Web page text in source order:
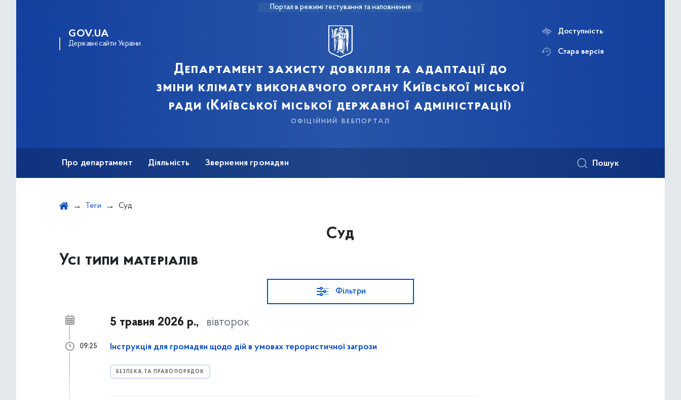
Портал в режимі тестування та наповнення
GOV.UA
Державні сайти України
Департамент захисту довкілля та адаптації до
зміни клімату виконавчого органу Київської міської
ради (Київської міської державної адміністрації)
офіційний вебпортал
Доступність
Стара версія
Про департамент Діяльність Звернення громадян Пошук
Теги Суд
Суд
Усі типи матеріалів
Фільтри
5 травня 2026 р., вівторок
Інструкція для громадян щодо дій в умовах терористичної загрози
БЕЗПЕКА ТА ПРАВОПОРЯДОК
09:25